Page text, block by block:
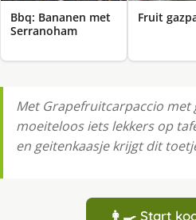
Bbq: Bananen met
Serranoham
Fruit
Met Grapefruitcarpaccio met
moeiteloos iets lekkers op
en geitenkaasje krijgt dit
👩‍🍳 Start